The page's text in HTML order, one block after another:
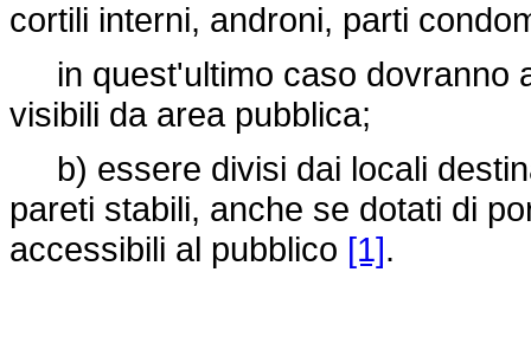
cortili interni, androni, parti
in quest'ultimo caso dovranno
visibili da area pubblica;
b) essere divisi dai locali
pareti stabili, anche se dotati di
accessibili al pubblico [1].